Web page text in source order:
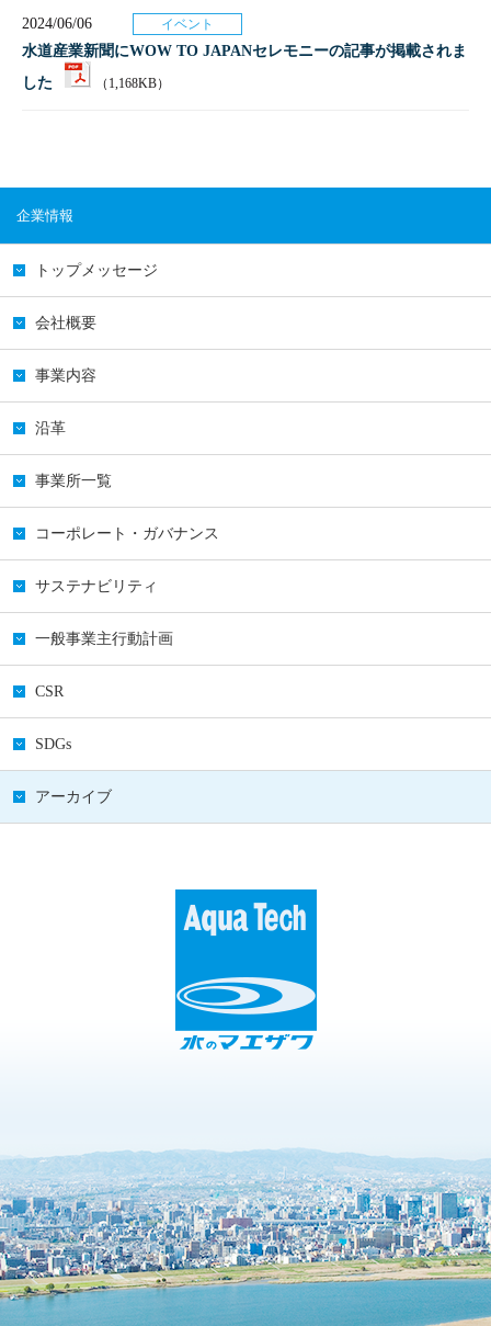
企業情報
トップメッセージ
会社概要
事業内容
沿革
事業所一覧
コーポレート・ガバナンス
サステナビリティ
一般事業主行動計画
CSR
SDGs
アーカイブ
2024/06/06 イベント
水道産業新聞にWOW TO JAPANセレモニーの記事が掲載されま
した
（1,168KB）